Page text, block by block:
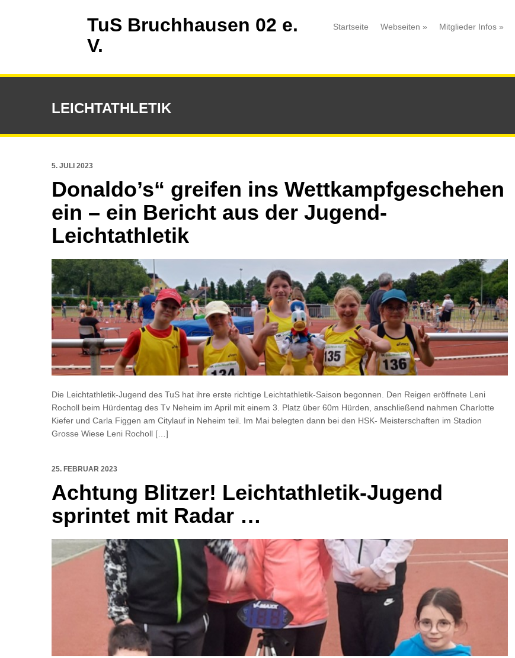
TuS Bruchhausen 02 e.
V.
Startseite Webseiten » Mitglieder Infos »
LEICHTATHLETIK
5. JULI 2023
Donaldo’s“ greifen ins Wettkampfgeschehen
ein – ein Bericht aus der Jugend-
Leichtathletik
Die Leichtathletik-Jugend des TuS hat ihre erste richtige Leichtathletik-Saison begonnen. Den Reigen eröffnete Leni
Rocholl beim Hürdentag des Tv Neheim im April mit einem 3. Platz über 60m Hürden, anschließend nahmen Charlotte
Kiefer und Carla Figgen am Citylauf in Neheim teil. Im Mai belegten dann bei den HSK- Meisterschaften im Stadion
Grosse Wiese Leni Rocholl […]
25. FEBRUAR 2023
Achtung Blitzer! Leichtathletik-Jugend
sprintet mit Radar …